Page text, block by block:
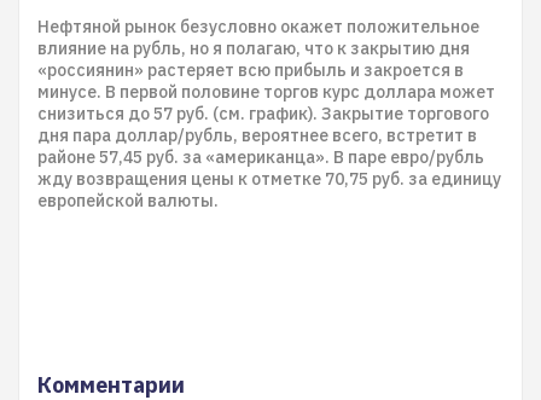
Нефтяной рынок безусловно окажет положительное
влияние на рубль, но я полагаю, что к закрытию дня
«россиянин» растеряет всю прибыль и закроется в
минусе. В первой половине торгов курс доллара может
снизиться до 57 руб. (см. график). Закрытие торгового
дня пара доллар/рубль, вероятнее всего, встретит в
районе 57,45 руб. за «американца». В паре евро/рубль
жду возвращения цены к отметке 70,75 руб. за единицу
европейской валюты.
Комментарии